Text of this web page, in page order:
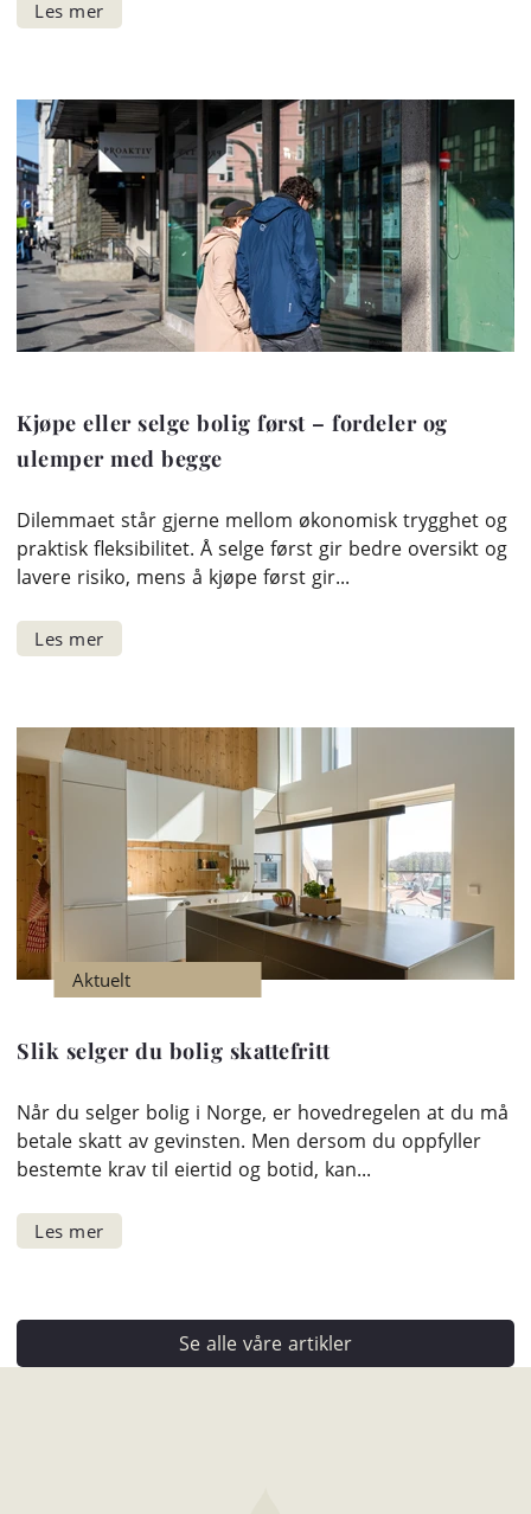
Kjøpe eller selge bolig først – fordeler og
ulemper med begge
Dilemmaet står gjerne mellom økonomisk trygghet og
praktisk fleksibilitet. Å selge først gir bedre oversikt og
lavere risiko, mens å kjøpe først gir...
Aktuelt
Slik selger du bolig skattefritt
Når du selger bolig i Norge, er hovedregelen at du må
betale skatt av gevinsten. Men dersom du oppfyller
bestemte krav til eiertid og botid, kan...
Se alle våre artikler